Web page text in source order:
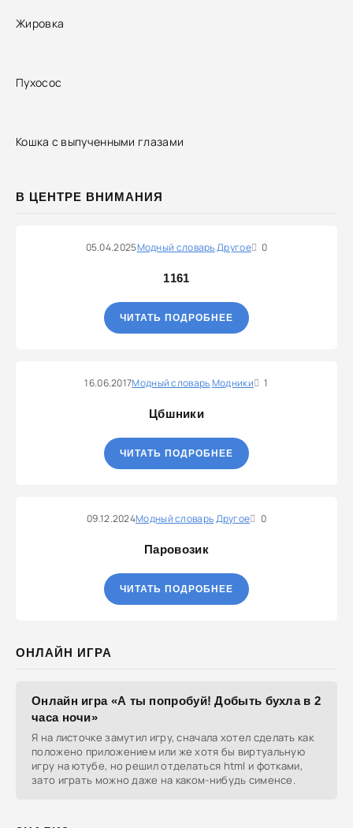
Жировка
Пухосос
Кошка с выпученными глазами
В ЦЕНТРЕ ВНИМАНИЯ
05.04.2025Модный словарьДругое 0
1161
ЧИТАТЬ ПОДРОБНЕЕ
16.06.2017Модный словарьМодники 1
Цбшники
ЧИТАТЬ ПОДРОБНЕЕ
09.12.2024Модный словарьДругое 0
Паровозик
ЧИТАТЬ ПОДРОБНЕЕ
ОНЛАЙН ИГРА
Онлайн игра «А ты попробуй! Добыть бухла в 2
часа ночи»
Я на листочке замутил игру, сначала хотел сделать как
положено приложением или же хотя бы виртуальную
игру на ютубе, но решил отделаться html и фотками,
зато играть можно даже на каком-нибудь сименсе.